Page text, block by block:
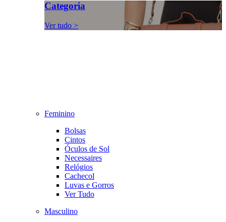
Categoria
Ver tudo >
Feminino
Bolsas
Cintos
Óculos de Sol
Necessaires
Relógios
Cachecol
Luvas e Gorros
Ver Tudo
Masculino